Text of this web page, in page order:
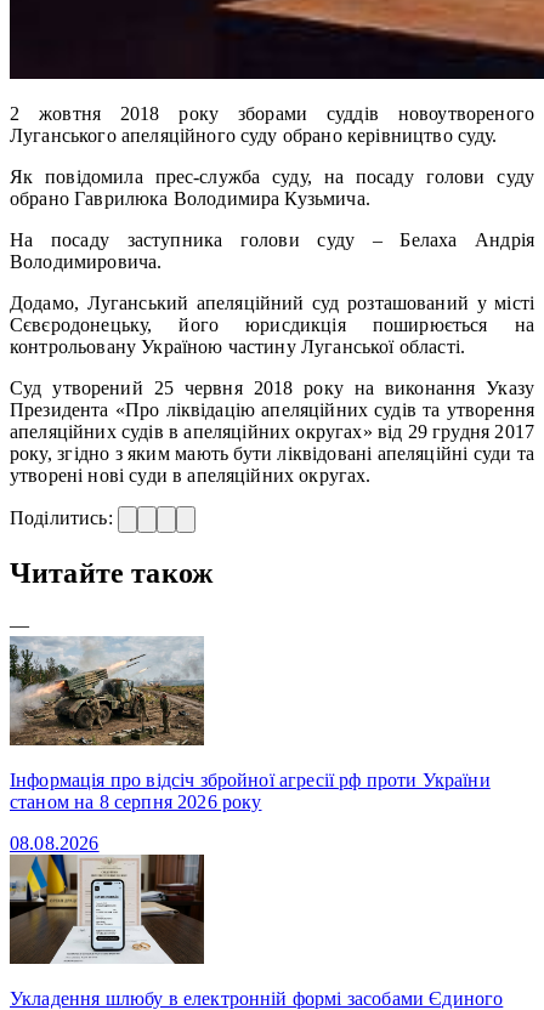
2 жовтня 2018 року зборами суддів новоутвореного
Луганського апеляційного суду обрано керівництво суду.
Як повідомила прес-служба суду, на посаду голови суду
обрано Гаврилюка Володимира Кузьмича.
На посаду заступника голови суду – Белаха Андрія
Володимировича.
Додамо, Луганський апеляційний суд розташований у місті
Сєвєродонецьку, його юрисдикція поширюється на
контрольовану Україною частину Луганської області.
Суд утворений 25 червня 2018 року на виконання Указу
Президента «Про ліквідацію апеляційних судів та утворення
апеляційних судів в апеляційних округах» від 29 грудня 2017
року, згідно з яким мають бути ліквідовані апеляційні суди та
утворені нові суди в апеляційних округах.
Поділитись:
Читайте також
—
Інформація про відсіч збройної агресії рф проти України
станом на 8 серпня 2026 року
08.08.2026
Укладення шлюбу в електронній формі засобами Єдиного